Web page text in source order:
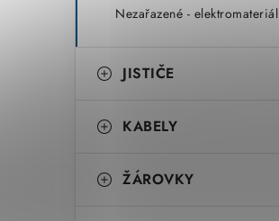
Nezařazené - elektromateriál
JISTIČE
KABELY
ŽÁROVKY